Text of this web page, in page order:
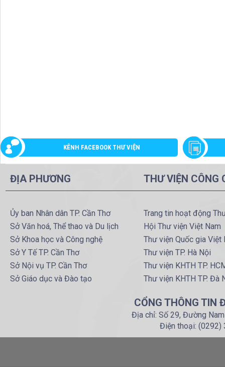
KÊNH FACEBOOK THƯ VIỆN
ĐỊA PHƯƠNG
Ủy ban Nhân dân TP. Cần Thơ
Sở Văn hoá, Thể thao và Du lịch
Sở Khoa học và Công nghệ
Sở Y Tế TP. Cần Thơ
Sở Nội vụ TP. Cần Thơ
Sở Giáo dục và Đào tạo
THƯ VIỆN CÔNG
Trang tin hoạt động
Hội Thư viện Việt Nam
Thư viện Quốc gia Việt
Thư viện TP. Hà Nội
Thư viện KHTH TP.
Thư viện KHTH TP. Đà
CỔNG THÔNG TIN
Địa chỉ: Số 29, Đường
Điện thoại: (0292)